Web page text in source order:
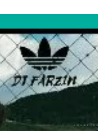
هگز
باز
Hexgame_Hexbaz
1385